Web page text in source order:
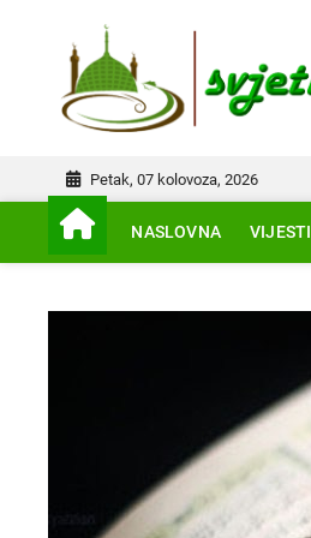
Petak, 07 kolovoza, 2026
NASLOVNA VIJESTI